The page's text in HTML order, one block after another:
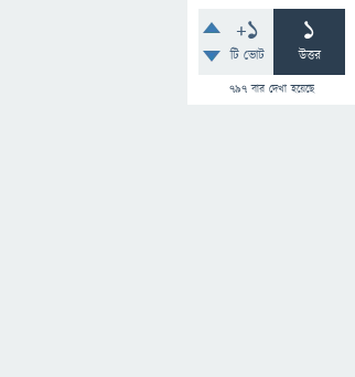
+1
টি ভোট
1
উত্তর
797 বার দেখা হয়েছে